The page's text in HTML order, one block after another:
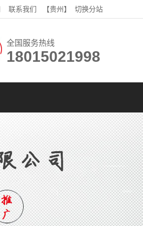
联系我们 【贵州】 切换分站
全国服务热线
18015021998